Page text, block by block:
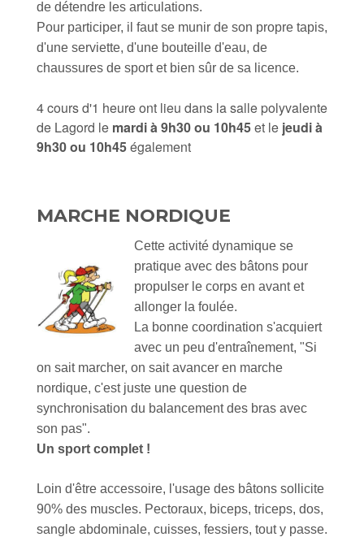
de détendre les articulations.
Pour participer, il faut se munir de son propre tapis,
d'une serviette, d'une bouteille d'eau, de
chaussures de sport et bien sûr de sa licence.
4 cours d'1 heure ont lieu dans la salle polyvalente
de Lagord le mardi à 9h30 ou 10h45et le jeudi à
9h30 ou 10h45également
MARCHE NORDIQUE
Cette activité dynamique se
pratique avec des bâtons pour
propulser le corps en avant et
allonger la foulée.
La bonne coordination s'acquiert
avec un peu d'entraînement, "Si
on sait marcher, on sait avancer en marche
nordique, c'est juste une question de
synchronisation du balancement des bras avec
son pas".
Un sport complet !
Loin d'être accessoire, l'usage des bâtons sollicite
90% des muscles. Pectoraux, biceps, triceps, dos,
sangle abdominale, cuisses, fessiers, tout y passe.